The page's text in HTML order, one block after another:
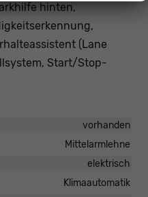
hinten,
(Lane
Start/Stop-
vorhanden
Mittelarmlehne
elektrisch
Klimaautomatik